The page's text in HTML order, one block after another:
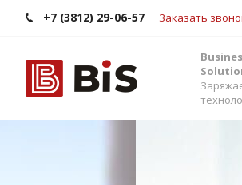
+7 (3812) 29-06-57 Заказать